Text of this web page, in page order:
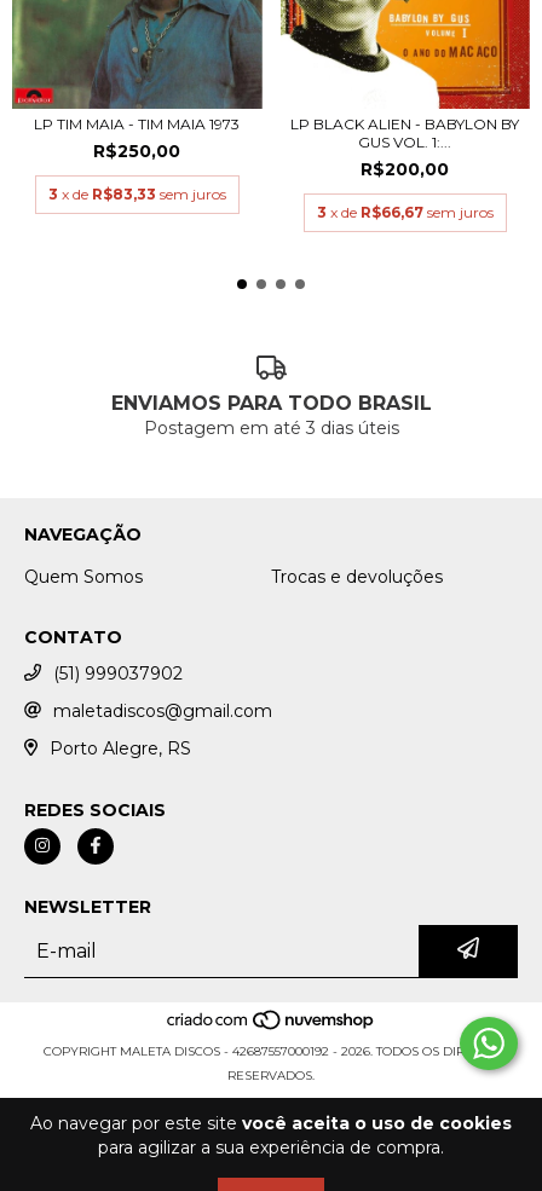
Ao navegar por este site você aceita o uso de cookies
para agilizar a sua experiência de compra.
LP TIM MAIA - TIM MAIA 1973
R$250,00
3 x de R$83,33 sem juros
LP BLACK ALIEN - BABYLON BY
GUS VOL. 1:...
R$200,00
3 x de R$66,67 sem juros
ENVIAMOS PARA TODO BRASIL
Postagem em até 3 dias úteis
NAVEGAÇÃO
Quem Somos
Trocas e devoluções
CONTATO
(51) 999037902
maletadiscos@gmail.com
Porto Alegre, RS
REDES SOCIAIS
NEWSLETTER
COPYRIGHT MALETA DISCOS - 42687557000192 - 2026. TODOS OS DIREITOS
RESERVADOS.